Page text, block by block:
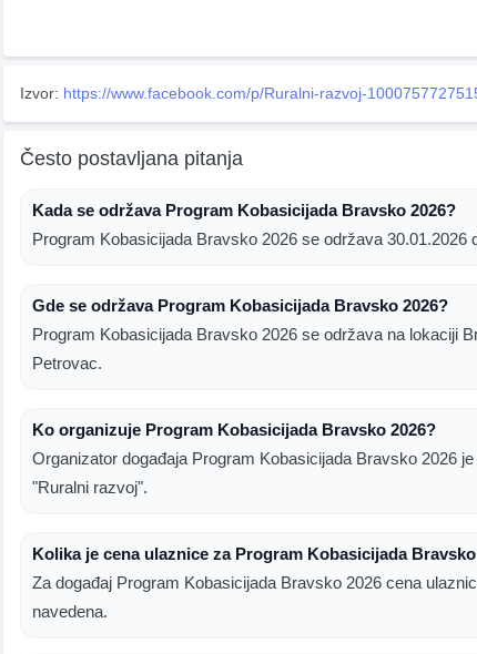
Izvor: https://www.facebook.com/p/Ruralni-razvoj-
Često postavljana pitanja
Kada se održava Program Kobasicijada Bravsko 2026?
Program Kobasicijada Bravsko 2026 se održava 30.01.2026
Gde se održava Program Kobasicijada Bravsko 2026?
Program Kobasicijada Bravsko 2026 se održava na lokaciji
Petrovac.
Ko organizuje Program Kobasicijada Bravsko 2026?
Organizator događaja Program Kobasicijada Bravsko 2026
"Ruralni razvoj".
Kolika je cena ulaznice za Program Kobasicijada Bravsko
Za događaj Program Kobasicijada Bravsko 2026 cena
navedena.